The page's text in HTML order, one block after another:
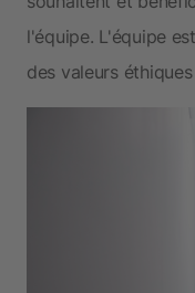
l'équipe. L'équipe
des valeurs